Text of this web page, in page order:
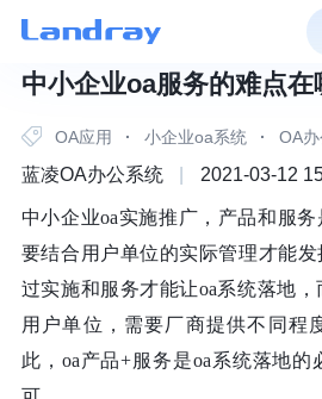
中小企业oa服务的难点在
OA应用 · 小企业oa系统 · OA
蓝凌OA办公系统 2021-03-12
中小企业oa实施推广，产品和服
要结合用户单位的实际管理才能发
过实施和服务才能让oa系统落地
用户单位，需要厂商提供不同程
此，oa产品+服务是oa系统落地